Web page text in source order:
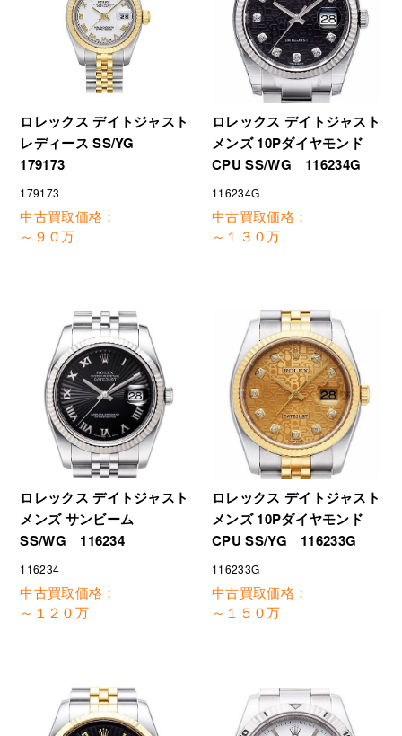
ロレックス デイトジャスト
レディース SS/YG
179173
179173
中古買取価格：
～９０万
ロレックス デイトジャスト
メンズ 10Pダイヤモンド
CPU SS/WG 116234G
116234G
中古買取価格：
～１３０万
ロレックス デイトジャスト
メンズ サンビーム
SS/WG 116234
116234
中古買取価格：
～１２０万
ロレックス デイトジャスト
メンズ 10Pダイヤモンド
CPU SS/YG 116233G
116233G
中古買取価格：
～１５０万